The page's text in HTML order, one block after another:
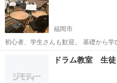
位...
福岡市
初心者、学生さんも歓迎。 基礎から
階も音楽の楽しみ方、深みを伝授します( ^ω^ ) 某音大を
を拠点に演奏活動、指導、審査員、編
す。 吹奏楽、クラシ...
ドラム 吹奏楽
ドラム教室 生徒